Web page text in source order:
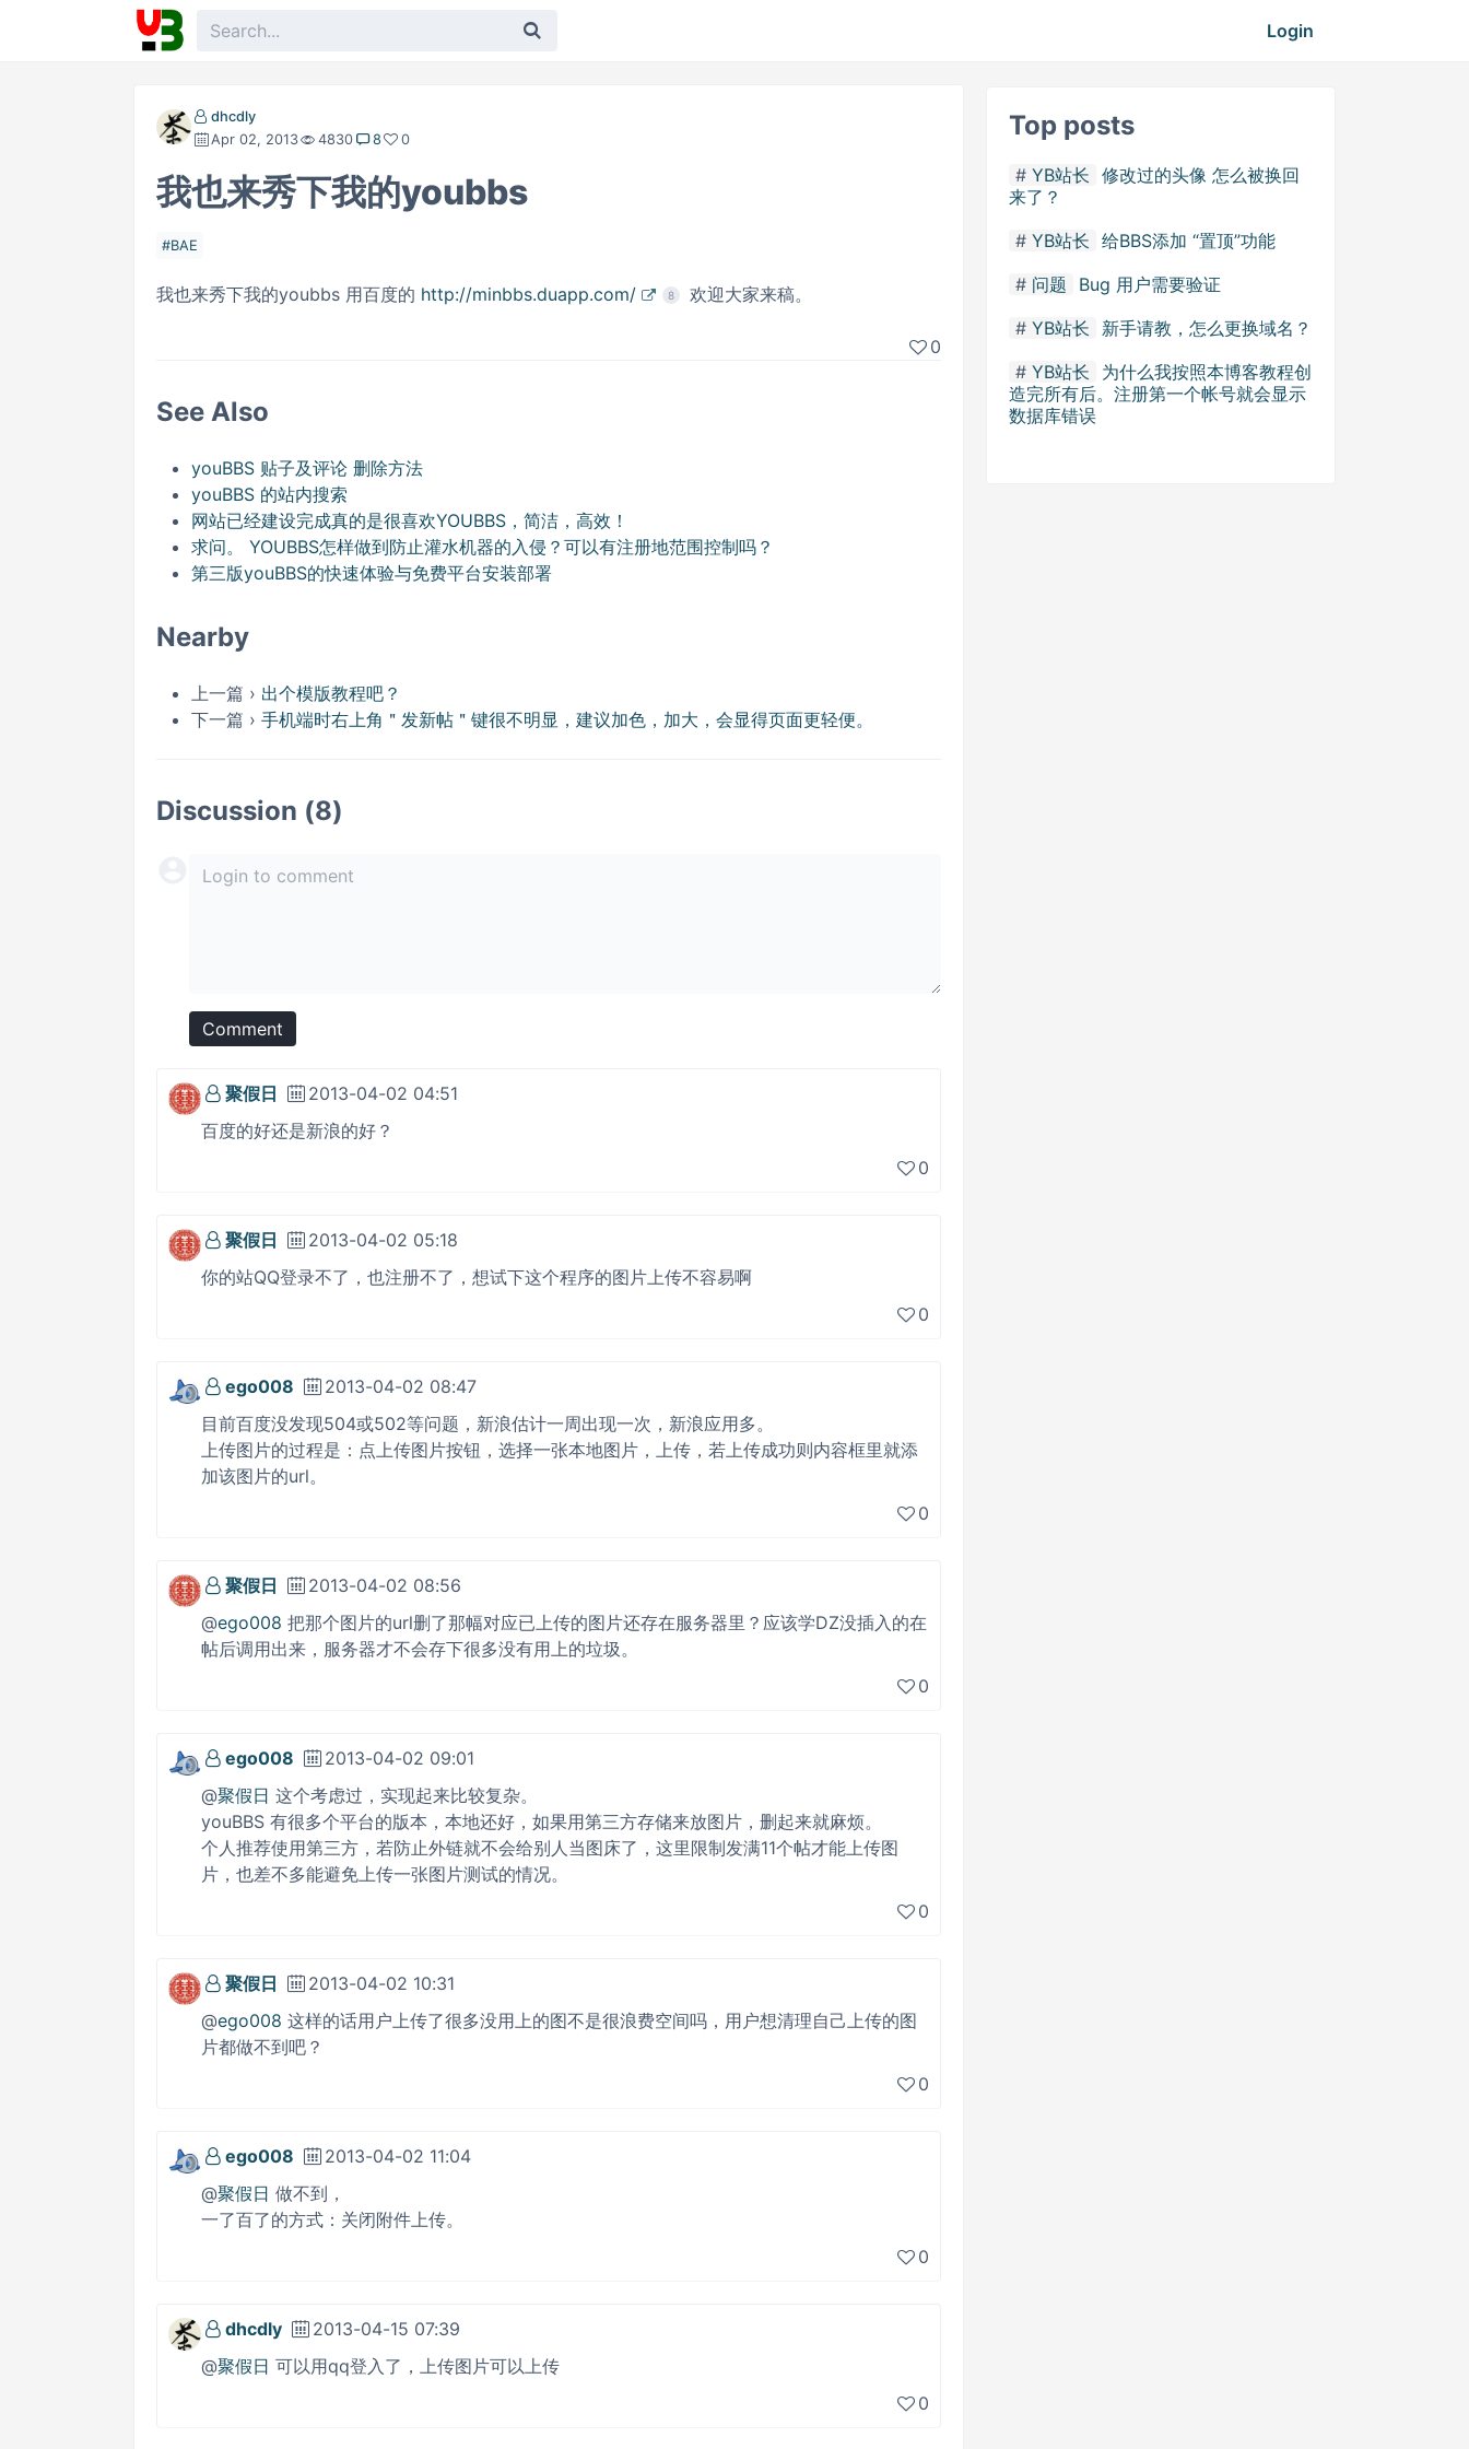
Login
dhcdly
Apr 02, 2013
4830 8 0
我也来秀下我的youbbs
BAE
我也来秀下我的youbbs 用百度的 http://minbbs.duapp.com/ 8 欢迎大家来稿。
0
See Also
youBBS 贴子及评论 删除方法
youBBS 的站内搜索
网站已经建设完成真的是很喜欢YOUBBS，简洁，高效！
求问。 YOUBBS怎样做到防止灌水机器的入侵？可以有注册地范围控制吗？
第三版youBBS的快速体验与免费平台安装部署
Nearby
上一篇 › 出个模版教程吧？
下一篇 › 手机端时右上角＂发新帖＂键很不明显，建议加色，加大，会显得页面更轻便。
Discussion (8)
Comment
聚假日
2013-04-02 04:51
百度的好还是新浪的好？
0
聚假日
2013-04-02 05:18
你的站QQ登录不了，也注册不了，想试下这个程序的图片上传不容易啊
0
ego008
2013-04-02 08:47
目前百度没发现504或502等问题，新浪估计一周出现一次，新浪应用多。
上传图片的过程是：点上传图片按钮，选择一张本地图片，上传，若上传成功则内容框里就添
加该图片的url。
0
聚假日
2013-04-02 08:56
@ego008 把那个图片的url删了那幅对应已上传的图片还存在服务器里？应该学DZ没插入的在
帖后调用出来，服务器才不会存下很多没有用上的垃圾。
0
ego008
2013-04-02 09:01
@聚假日 这个考虑过，实现起来比较复杂。
youBBS 有很多个平台的版本，本地还好，如果用第三方存储来放图片，删起来就麻烦。
个人推荐使用第三方，若防止外链就不会给别人当图床了，这里限制发满11个帖才能上传图
片，也差不多能避免上传一张图片测试的情况。
0
聚假日
2013-04-02 10:31
@ego008 这样的话用户上传了很多没用上的图不是很浪费空间吗，用户想清理自己上传的图
片都做不到吧？
0
ego008
2013-04-02 11:04
@聚假日 做不到，
一了百了的方式：关闭附件上传。
0
dhcdly
2013-04-15 07:39
@聚假日 可以用qq登入了，上传图片可以上传
0
Top posts
YB站长 修改过的头像 怎么被换回
来了？
YB站长 给BBS添加 “置顶”功能
问题
Bug 用户需要验证
YB站长
新手请教，怎么更换域名？
YB站长
为什么我按照本博客教程创
造完所有后。注册第一个帐号就会显示
数据库错误